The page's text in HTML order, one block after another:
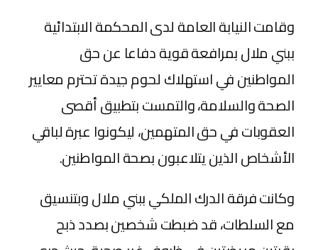
وقامت النيابة العامة لدى المحكمة الابتدائية
ببني ملال بمرافعة قوية دفاعا عن حق
المواطنين في استهلاك لحوم جيدة تحترم معايير
الصحة والسلامة، والتمست بتطبيق أقصى
العقوبات في حق المتهمين، ليكونوا عبرة لباقي
الأشخاص الذين يتلاعبون بصحة المواطنين.
وكانت فرقة الدرك الملكي ببني ملال وبتنسيق
مع السلطات، قد ضبطت شخصين بصدد ذبح